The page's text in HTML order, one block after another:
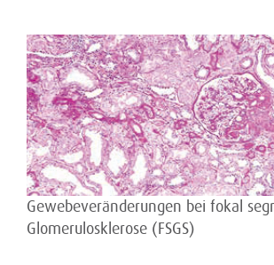
Gewebeveränderungen bei fokal
Glomerulosklerose (FSGS)